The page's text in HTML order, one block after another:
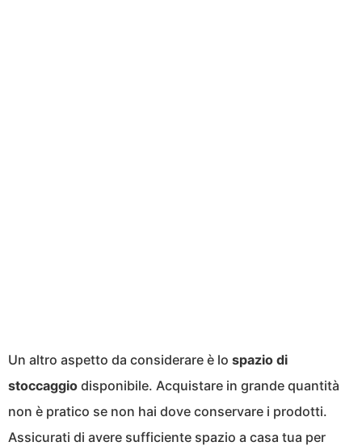
Un altro aspetto da considerare è lo spazio di
stoccaggio disponibile. Acquistare in grande quantità
non è pratico se non hai dove conservare i prodotti.
Assicurati di avere sufficiente spazio a casa tua per